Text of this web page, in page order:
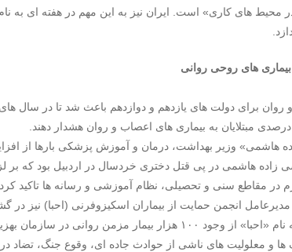
های روحی روانی
برای دولت های یازدهم و دوازدهم باعث شد تا در سال
وزیر بهداشت، درمان و آموزش پزشکی بارها از
زاده هاشمی در پی قتل دختری خردسال در اردبیل بود که بر
در مقاطع سنی و تحصیلی، نظام آموزشی و رسانه ها تاکید
انجمن حمایت از بیماران اسکیزوفرنی (احبا) نیز
مزمن روانی در سازمان بهزیستی خبر داد.
ها و معلولیت های ناشی از حوادث جاده ای، وقوع جنگ،